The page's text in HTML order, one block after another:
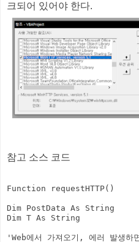
크되어 있어야 한다.
참고 소스 코드
Function requestHTTP()
Dim PostData As String
Dim T As String
'Web에서 가져오기, 에러 발생